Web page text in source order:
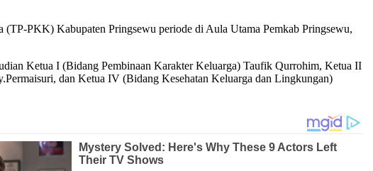
(TP-PKK) Kabupaten Pringsewu periode di Aula Utama Pemkab Pringsewu,
Ketua I (Bidang Pembinaan Karakter Keluarga) Taufik Qurrohim, Ketua II
dan Ketua IV (Bidang Kesehatan Keluarga dan Lingkungan)